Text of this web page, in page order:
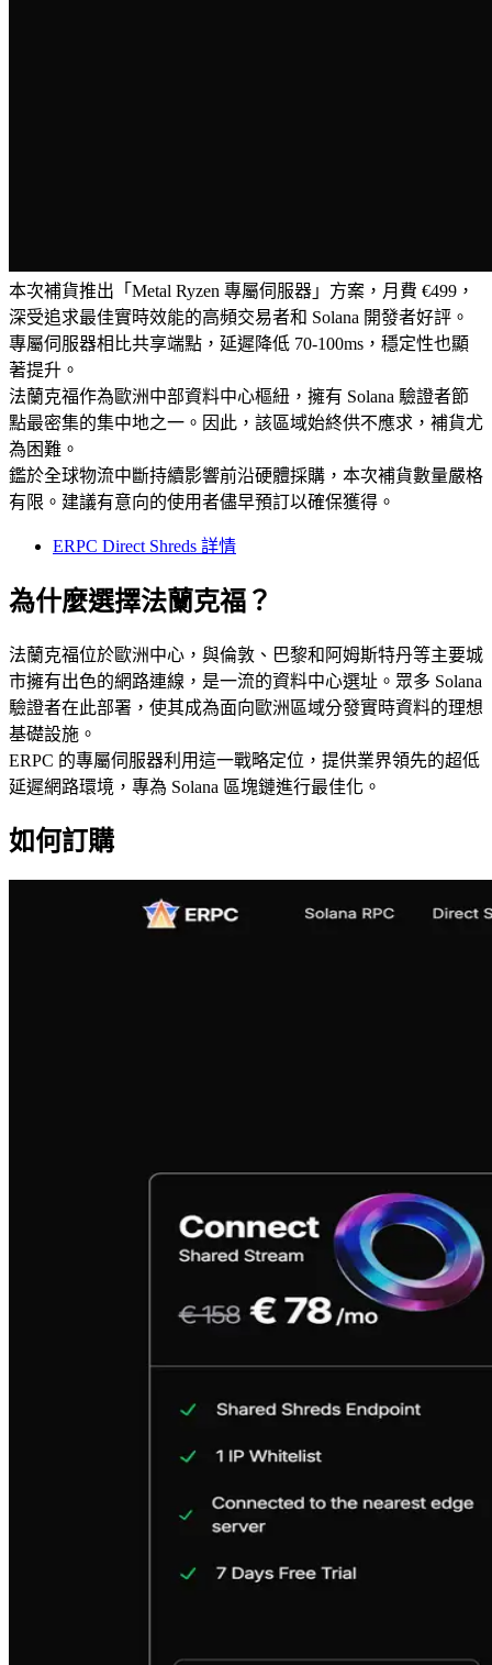
本次補貨推出「Metal Ryzen 專屬伺服器」方案，月費 €499，
深受追求最佳實時效能的高頻交易者和 Solana 開發者好評。
專屬伺服器相比共享端點，延遲降低 70-100ms，穩定性也顯
著提升。
法蘭克福作為歐洲中部資料中心樞紐，擁有 Solana 驗證者節
點最密集的集中地之一。因此，該區域始終供不應求，補貨尤
為困難。
鑑於全球物流中斷持續影響前沿硬體採購，本次補貨數量嚴格
有限。建議有意向的使用者儘早預訂以確保獲得。
ERPC Direct Shreds 詳情
為什麼選擇法蘭克福？
法蘭克福位於歐洲中心，與倫敦、巴黎和阿姆斯特丹等主要城
市擁有出色的網路連線，是一流的資料中心選址。眾多 Solana
驗證者在此部署，使其成為面向歐洲區域分發實時資料的理想
基礎設施。
ERPC 的專屬伺服器利用這一戰略定位，提供業界領先的超低
延遲網路環境，專為 Solana 區塊鏈進行最佳化。
如何訂購